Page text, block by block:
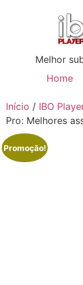
Melhor
Home
Início / IBO
Pro: Melhores
Promoção!